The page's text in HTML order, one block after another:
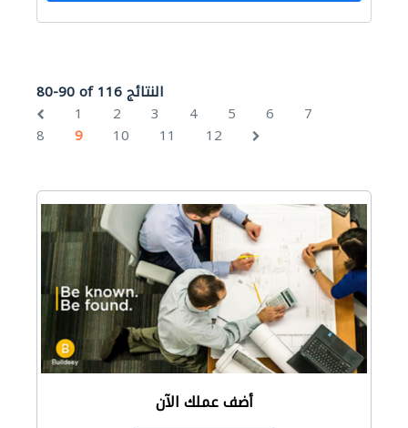
80-90 of 116 النتائج
1
2 3 4 5 6
7
8
9 10 11 12
أضف عملك الآن